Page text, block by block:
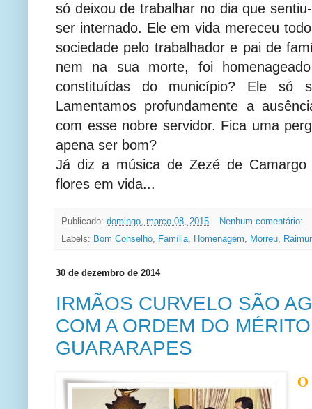
só deixou de trabalhar no dia que
ser internado. Ele em vida mereceu
sociedade pelo trabalhador e pai de
nem na sua morte, foi
constituídas do município? Ele só
Lamentamos profundamente a
com esse nobre servidor. Fica uma
apena ser bom?
Já diz a música de Zezé de Camargo
flores em vida...
Publicado: domingo, março 08, 2015
Nenhum comentário:
Labels: Bom Conselho, Família, Homenagem, Morreu,
30 de dezembro de 2014
IRMÃOS CURVELO SÃO
COM A ORDEM DO
GUARARAPES
O